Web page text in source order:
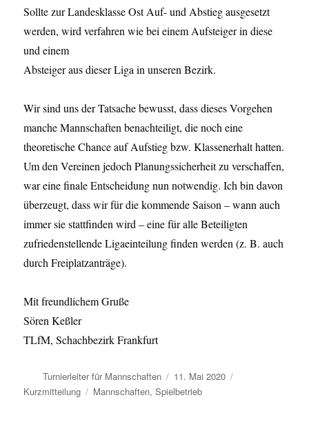
Sollte zur Landesklasse Ost Auf- und Abstieg ausgesetzt
werden, wird verfahren wie bei einem Aufsteiger in diese
und einem
Absteiger aus dieser Liga in unseren Bezirk.
Wir sind uns der Tatsache bewusst, dass dieses Vorgehen
manche Mannschaften benachteiligt, die noch eine
theoretische Chance auf Aufstieg bzw. Klassenerhalt hatten.
Um den Vereinen jedoch Planungssicherheit zu verschaffen,
war eine finale Entscheidung nun notwendig. Ich bin davon
überzeugt, dass wir für die kommende Saison – wann auch
immer sie stattfinden wird – eine für alle Beteiligten
zufriedenstellende Ligaeinteilung finden werden (z. B. auch
durch Freiplatzanträge).
Mit freundlichem Gruße
Sören Keßler
TLfM, Schachbezirk Frankfurt
Autor
Turnierleiter für Mannschaften
Veröffentlicht
am
11. Mai 2020
Kurzmitteilung
Kategorien
Mannschaften,Spielbetrieb